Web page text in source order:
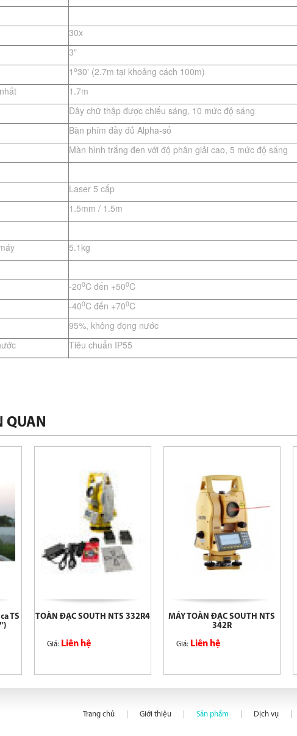
30x
3"
1 o30' (2.7m tại khoảng cách 100m)
1.7m
Dây chữ thập được chiếu sáng, 10 mức độ sáng
Bàn phím đầy đủ Alpha-số
Màn hình trắng đen với độ phân giải cao, 5 mức độ sáng
Laser 5 cấp
1.5mm / 1.5m
5.1kg
-200C đến +500C
-400C đến +700C
95%, không đọng nước
Tiêu chuẩn IP55
QUAN
TS
TOÀN ĐẠC SOUTH NTS 332R4
Giá: Liên hệ
MÁY TOÀN ĐẠC SOUTH NTS
342R
Giá: Liên hệ
Trang chủ Giới thiệu Sản phẩm Dịch vụ